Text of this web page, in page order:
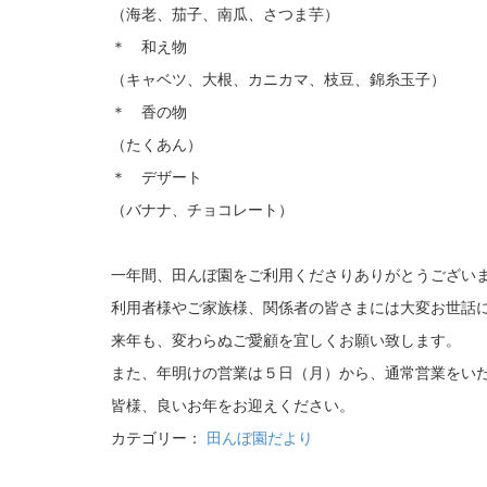
（海老、茄子、南瓜、さつま芋）
＊ 和え物
（キャベツ、大根、カニカマ、枝豆、錦糸玉子）
＊ 香の物
（たくあん）
＊ デザート
（バナナ、チョコレート）
一年間、田んぼ園をご利用くださりありがとうございま
利用者様やご家族様、関係者の皆さまには大変お世話
来年も、変わらぬご愛顧を宜しくお願い致します。
また、年明けの営業は５日（月）から、通常営業をい
皆様、良いお年をお迎えください。
カテゴリー： 田んぼ園だより